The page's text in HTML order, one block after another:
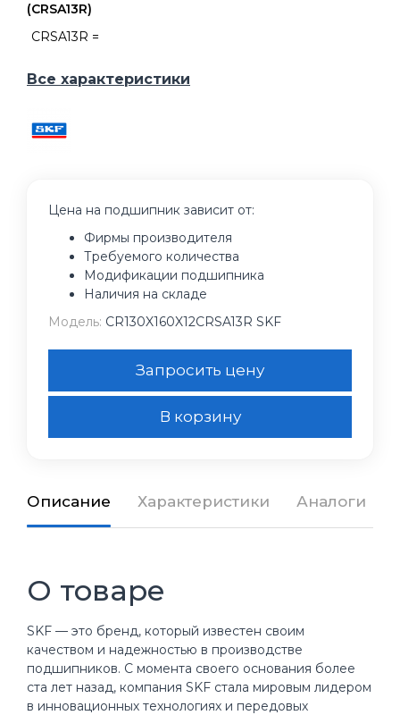
(CRSA13R)
CRSA13R =
Все характеристики
Цена на подшипник зависит от:
Фирмы производителя
Требуемого количества
Модификации подшипника
Наличия на складе
Модель: CR130X160X12CRSA13R SKF
Запросить цену
В корзину
Описание Характеристики Аналоги
О товаре
SKF — это бренд, который известен своим
качеством и надежностью в производстве
подшипников. С момента своего основания более
ста лет назад, компания SKF стала мировым лидером
в инновационных технологиях и передовых